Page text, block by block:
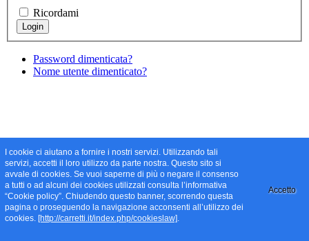
Ricordami
Password dimenticata?
Nome utente dimenticato?
I cookie ci aiutano a fornire i nostri servizi. Utilizzando tali
servizi, accetti il loro utilizzo da parte nostra. Questo sito si
avvale di cookies. Se vuoi saperne di più o negare il consenso
a tutti o ad alcuni dei cookies utilizzati consulta l’informativa
“Cookie policy”. Chiudendo questo banner, scorrendo questa
pagina o proseguendo la navigazione acconsenti all’utilizzo dei
cookies. [http://carretti.it/index.php/cookieslaw].
Accetto